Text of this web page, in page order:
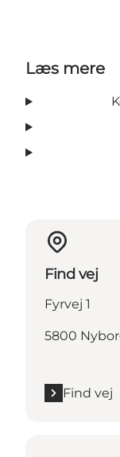
Læs mere
Find vej
Fyrvej 1
5800
Find vej